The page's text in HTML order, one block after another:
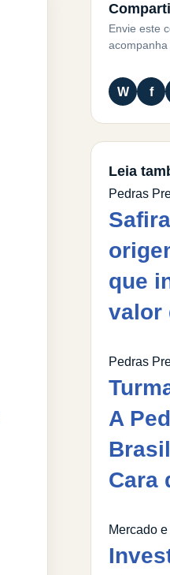
Envie este
acompanha
W f
Leia
Pedras
que
valor
Pedras
A
Cara
Mercado